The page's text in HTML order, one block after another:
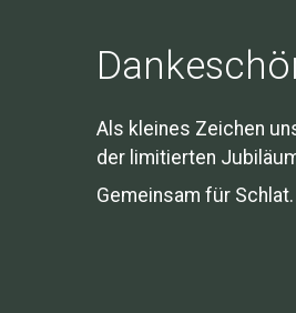
Als kleines Zeichen
der limitierten
Gemeinsam für